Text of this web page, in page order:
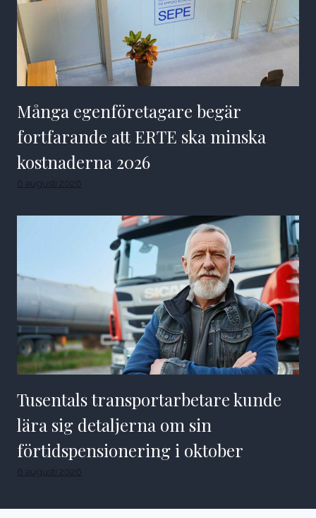
Många egenföretagare begär
fortfarande att ERTE ska minska
kostnaderna 2026
6 augusti 2026
Tusentals transportarbetare kunde
lära sig detaljerna om sin
förtidspensionering i oktober
6 augusti 2026